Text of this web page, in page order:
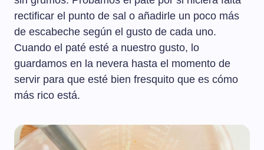
rectificar el punto de sal o añadirle un poco más
de escabeche según el gusto de cada uno.
Cuando el paté esté a nuestro gusto, lo
guardamos en la nevera hasta el momento de
servir para que esté bien fresquito que es cómo
más rico está.